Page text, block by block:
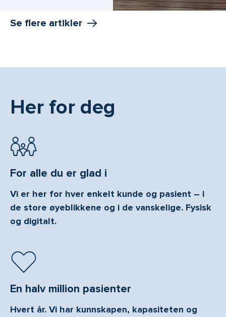
Se flere artikler
Her for deg
For alle du er glad i
Vi er her for hver enkelt kunde og pasient – i
de store øyeblikkene og i de vanskelige. Fysisk
og digitalt.
En halv million pasienter
Hvert år. Vi har kunnskapen, kapasiteten og